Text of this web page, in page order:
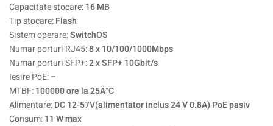
Capacitate stocare:16 MB
Tip stocare:Flash
Sistem operare:SwitchOS
Numar porturi RJ45:8 x 10/100/1000Mbps
Numar porturi SFP+:2 x SFP+ 10Gbit/s
Iesire PoE:–
MTBF:100000 ore la 25Â°C
Alimentare:DC 12-57V(alimentator inclus 24 V 0.8A) PoE pasiv
Consum:11 W max